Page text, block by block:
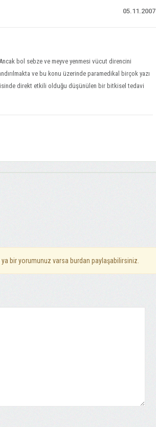
05.11.2007
bol sebze ve meyve yenmesi vücut direncini
ve bu konu üzerinde paramedikal birçok yazı
direkt etkili olduğu düşünülen bir bitkisel tedavi
bir yorumunuz varsa burdan paylaşabilirsiniz.